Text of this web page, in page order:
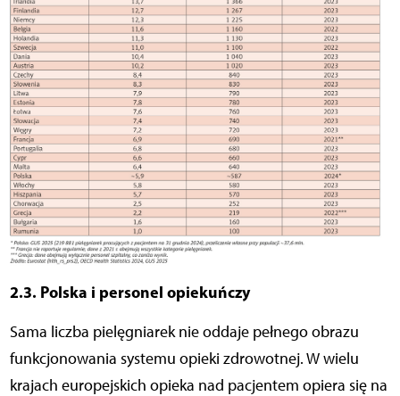
2.3. Polska i personel opiekuńczy
Sama liczba pielęgniarek nie oddaje pełnego obrazu
funkcjonowania systemu opieki zdrowotnej. W wielu
krajach europejskich opieka nad pacjentem opiera się na